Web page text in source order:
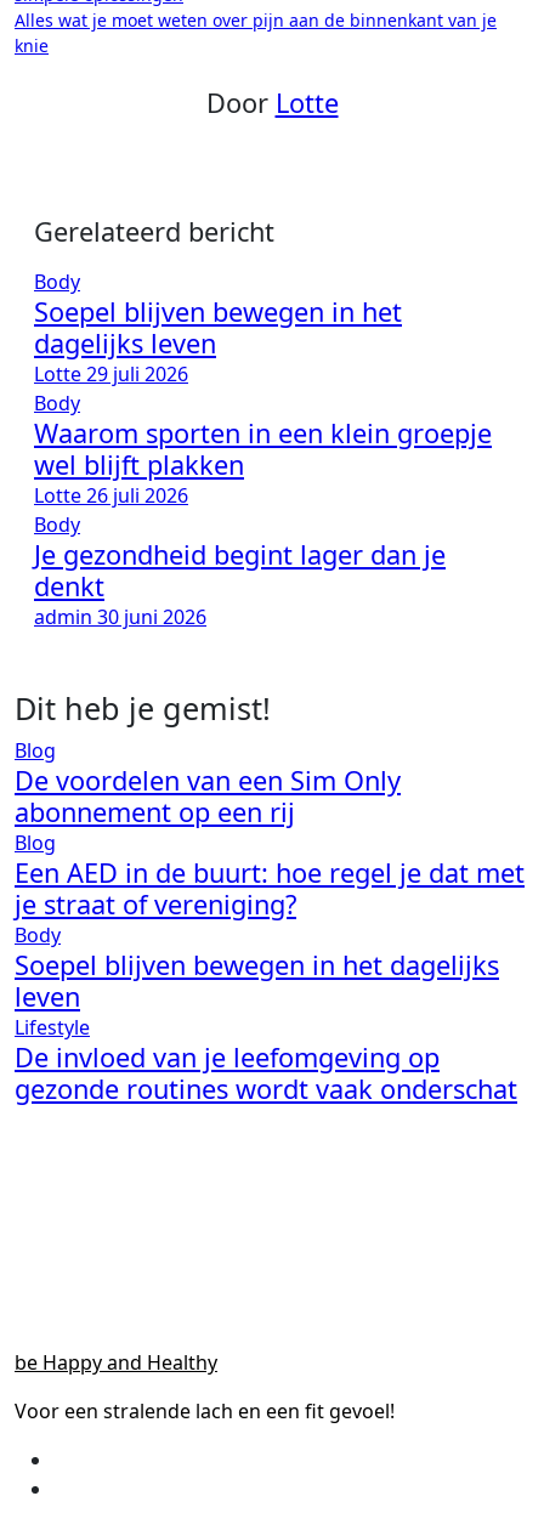
navigatie
Alles wat je moet weten over pijn aan de binnenkant van je
knie
Door Lotte
Gerelateerd bericht
Body
Soepel blijven bewegen in het
dagelijks leven
Lotte29 juli 2026
Body
Waarom sporten in een klein groepje
wel blijft plakken
Lotte26 juli 2026
Body
Je gezondheid begint lager dan je
denkt
admin 30 juni 2026
Dit heb je gemist!
Blog
De voordelen van een Sim Only
abonnement op een rij
Blog
Een AED in de buurt: hoe regel je dat met
je straat of vereniging?
Body
Soepel blijven bewegen in het dagelijks
leven
Lifestyle
De invloed van je leefomgeving op
gezonde routines wordt vaak onderschat
be Happy and Healthy
Voor een stralende lach en een fit gevoel!